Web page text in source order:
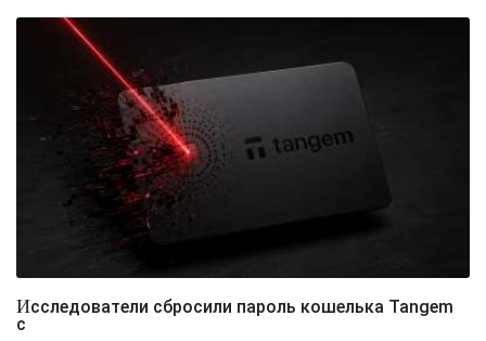
Исследователи сбросили пароль кошелька Tangem
с